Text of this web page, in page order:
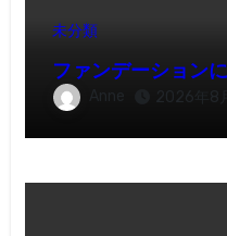
未分類
ファンデーション
Anne 2026年8